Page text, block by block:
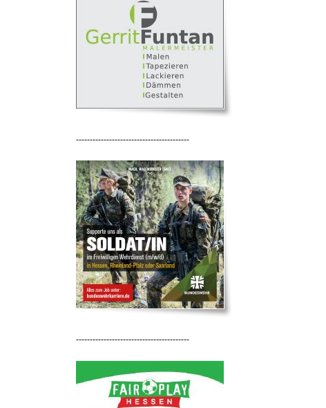
-----------------------------------------
-----------------------------------------